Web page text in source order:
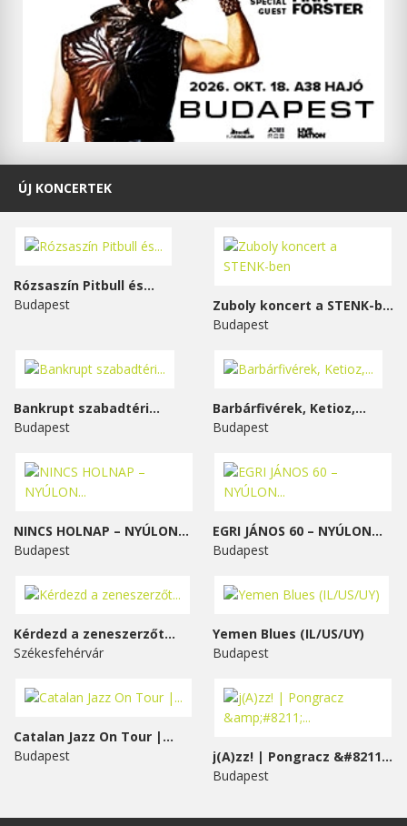
ÚJ KONCERTEK
Rózsaszín Pitbull és...
Budapest
Zuboly koncert a STENK-ben
Budapest
Bankrupt szabadtéri...
Budapest
Barbárfivérek, Ketioz,...
Budapest
NINCS HOLNAP – NYÚLON...
Budapest
EGRI JÁNOS 60 – NYÚLON...
Budapest
Kérdezd a zeneszerzőt...
Székesfehérvár
Yemen Blues (IL/US/UY)
Budapest
Catalan Jazz On Tour |...
Budapest
j(A)zz! | Pongracz &#8211;...
Budapest